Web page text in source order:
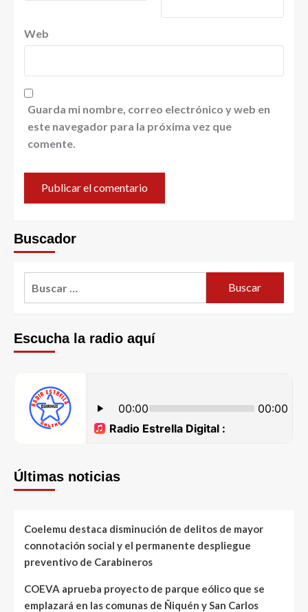
Web
Guarda mi nombre, correo electrónico y web en
este navegador para la próxima vez que
comente.
Buscador
Escucha la radio aquí
Últimas noticias
Coelemu destaca disminución de delitos de mayor
connotación social y el permanente despliegue
preventivo de Carabineros
COEVA aprueba proyecto de parque eólico que se
emplazará en las comunas de Ñiquén y San Carlos